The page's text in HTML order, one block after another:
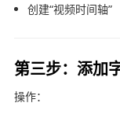
创建“视频时间轴”
第三步：添加
操作：